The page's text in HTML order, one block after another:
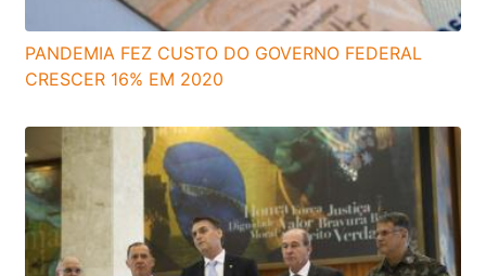
PANDEMIA FEZ CUSTO DO GOVERNO FEDERAL
CRESCER 16% EM 2020